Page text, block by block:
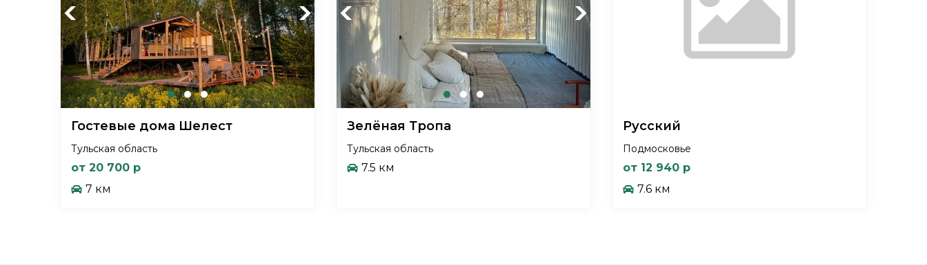
Previous Next
Гостевые дома Шелест
Тульская область
от 20 700 р
7 км
Previous Next
Зелёная Тропа
Тульская область
7.5 км
Русский
Подмосковье
от 12 940 р
7.6 км